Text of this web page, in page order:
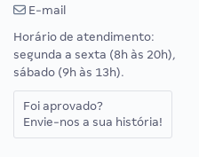
E-mail
Horário de atendimento:
segunda a sexta (8h às 20h),
sábado (9h às 13h).
Foi aprovado?
Envie-nos a sua história!